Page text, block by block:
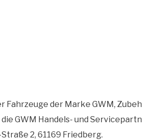
der Marke GWM,
GWM Handels- und
2, 61169 Friedberg.